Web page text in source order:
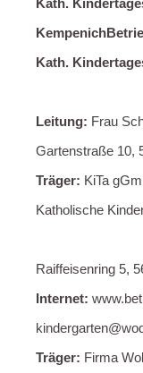
Kath.
Kempenich
Kath.
Leitung: Frau
Gartenstraße 10,
Träger: KiTa
Katholische
Raiffeisenring 5,
Internet:
Träger: Firma